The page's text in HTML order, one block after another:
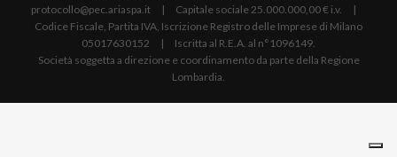
protocollo@pec.ariaspa.it | Capitale sociale 25.000.000,00 € i.v. |
Codice Fiscale, Partita IVA, Iscrizione Registro delle Imprese di Milano
05017630152 | Iscritta al R.E.A. al n°1096149.
Società soggetta a direzione e coordinamento da parte della Regione
Lombardia.